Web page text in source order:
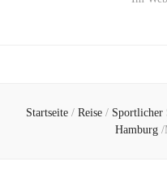
Startseite / Reise / Sportlicher
Hamburg /